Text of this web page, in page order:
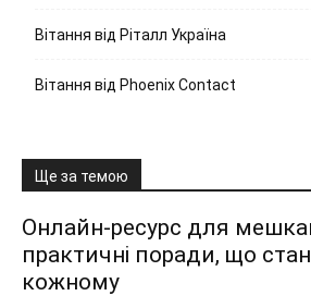
Вітання від Ріталл Україна
Вітання від Phoenix Contact
Ще за темою
Онлайн-ресурс для
практичні поради, що
кожному